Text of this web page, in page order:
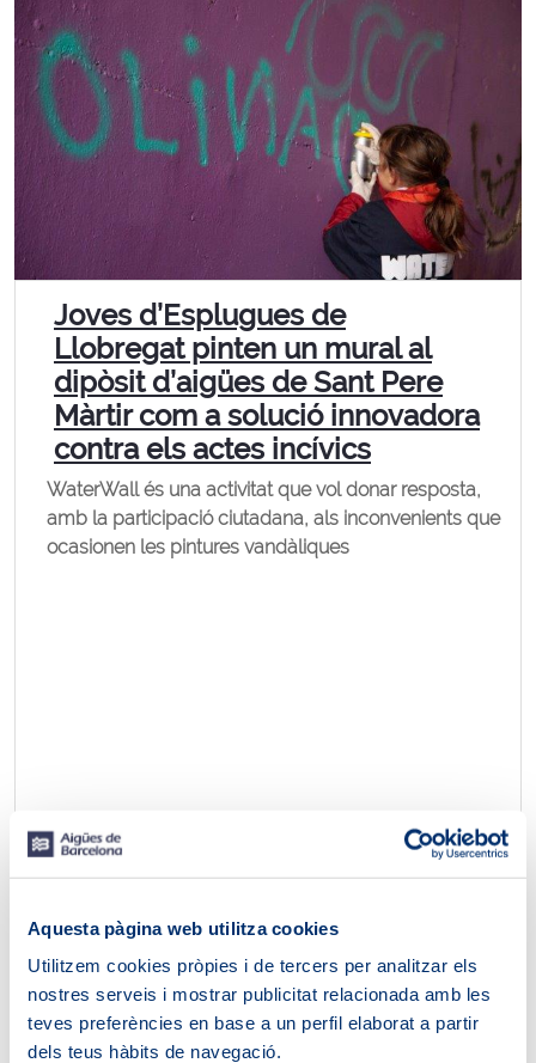
Aquesta pàgina web utilitza cookies
Utilitzem cookies pròpies i de tercers per analitzar els
nostres serveis i mostrar publicitat relacionada amb les
teves preferències en base a un perfil elaborat a partir
dels teus hàbits de navegació.
Joves d’Esplugues de
Llobregat pinten un mural al
dipòsit d’aigües de Sant Pere
Màrtir com a solució innovadora
contra els actes incívics
WaterWall és una activitat que vol donar resposta,
amb la participació ciutadana, als inconvenients que
ocasionen les pintures vandàliques